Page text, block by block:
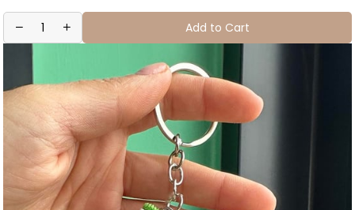
Add to Cart